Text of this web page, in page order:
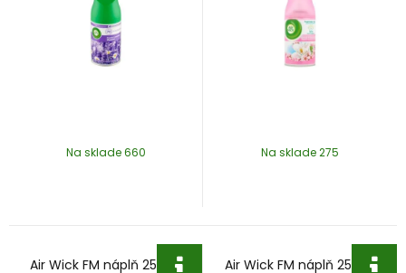
Na sklade 660 Na sklade 275
Air Wick FM náplň 250ml
Air Wick FM náplň 250ml